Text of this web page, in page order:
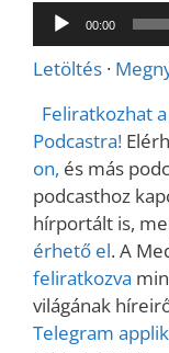
Audió
lejátszó
00:00
Letöltés ·
Feliratkozhat
Podcastra!
on, és más
podcasthoz
hírportált is,
érhető el. A
feliratkozva
világának
Telegram